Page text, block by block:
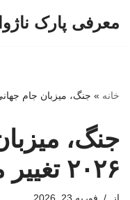
معرفی پارک
خانه » جنگ، میزبان جام جهانی ۲۰۲۶ تغییر
جنگ،
۲۰۲۶ تغییر می‌دهد؟